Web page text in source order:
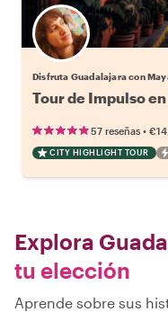
Disfruta Guadalajara con
Tour de Impulso
57 reseñas •
CITY HIGHLIGHT TOUR
Explora
tu elección
Aprende sobre sus